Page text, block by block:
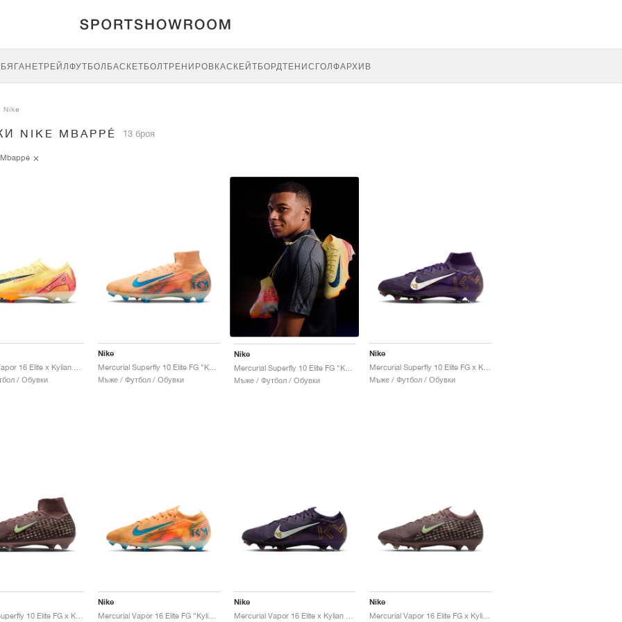
БЯГАНЕТРЕЙЛФУТБОЛ БАСКЕТБОЛТРЕНИРОВКАСКЕЙТБОРДТЕНИС ГОЛФАРХИВ
Nike
NIKE MBAPPÉ 13 броя
Mbappé
/ Обувки
Nike
Mercurial Superfly 10 Elite FG "Kylian Mbappé"
Мъже / Футбол / Обувки
Nike
Mercurial Superfly 10 Elite FG "Kylian Mbappé"
Мъже / Футбол / Обувки
Nike
Мъже / Футбол / Обувки
Nike
Mercurial Vapor 16 Elite FG "Kylian Mbappé"
Nike Nike